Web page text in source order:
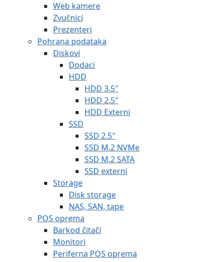
Web kamere
Zvučnici
Prezenteri
Pohrana podataka
Diskovi
Dodaci
HDD
HDD 3.5″
HDD 2.5″
HDD Externi
SSD
SSD 2.5″
SSD M.2 NVMe
SSD M.2 SATA
SSD externi
Storage
Disk storage
NAS, SAN, tape
POS oprema
Barkod čitači
Monitori
Periferna POS oprema